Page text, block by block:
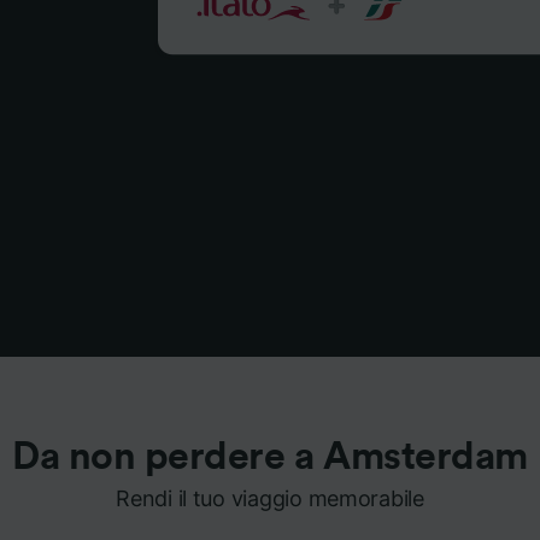
Da non perdere a Amsterdam
Rendi il tuo viaggio memorabile